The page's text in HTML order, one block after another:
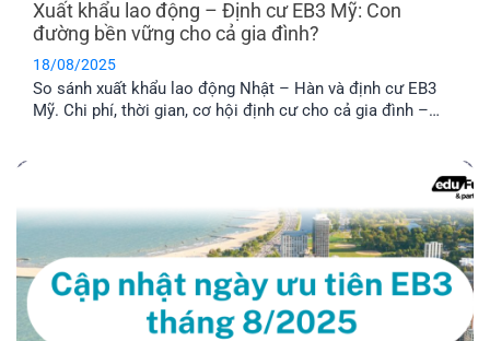
Xuất khẩu lao động – Định cư EB3 Mỹ: Con
đường bền vững cho cả gia đình?
18/08/2025
So sánh xuất khẩu lao động Nhật – Hàn và định cư EB3
Mỹ. Chi phí, thời gian, cơ hội định cư cho cả gia đình –